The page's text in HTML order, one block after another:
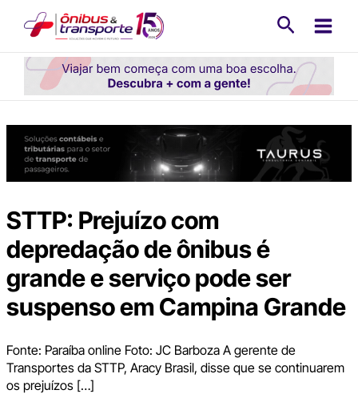
conteúdo
STTP: Prejuízo com
depredação de ônibus é
grande e serviço pode ser
suspenso em Campina Grande
Fonte: Paraíba online Foto: JC Barboza A gerente de
Transportes da STTP, Aracy Brasil, disse que se continuarem
os prejuízos […]